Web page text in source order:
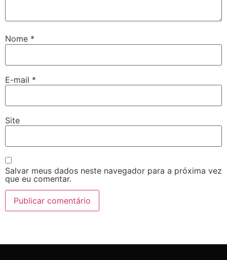
Nome *
E-mail *
Site
Salvar meus dados neste navegador para a próxima vez
que eu comentar.